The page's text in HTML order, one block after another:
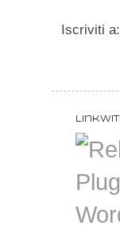
Iscriviti a: